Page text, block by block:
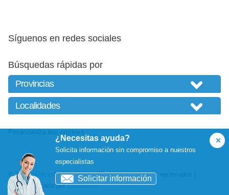
¿Necesitas ayuda?
Solicita información sin compromiso a nuestros
especialistas
Solicitar información
Síguenos en redes sociales
Búsquedas rápidas por
© 2026clinicasfertilidad.com| Todos los derechos reservados |
Website creada porbalneariais